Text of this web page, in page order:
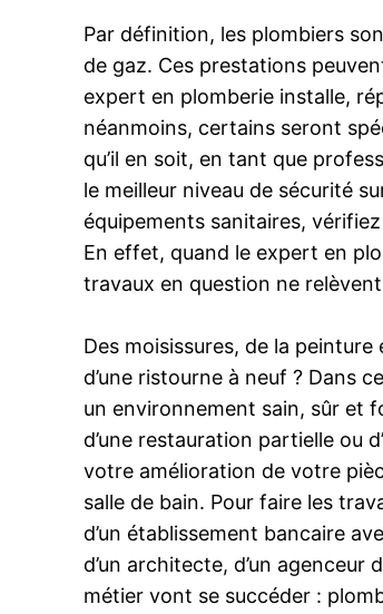
Par définition, les plombiers
de gaz. Ces prestations
expert en plomberie installe,
néanmoins, certains seront
qu’il en soit, en tant que
le meilleur niveau de sécurité
équipements sanitaires,
En effet, quand le expert en
travaux en question ne
Des moisissures, de la
d’une ristourne à neuf ? Dans
un environnement sain, sûr et
d’une restauration partielle ou
votre amélioration de votre
salle de bain. Pour faire les
d’un établissement bancaire
d’un architecte, d’un
métier vont se succéder :